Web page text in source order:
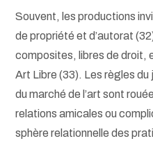
Souvent, les productions
de propriété et d’autorat
composites, libres de droit,
Art Libre (33). Les règles du
du marché de l’art sont
relations amicales ou
sphère relationnelle des